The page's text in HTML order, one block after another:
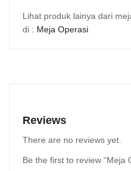
Lihat produk lainya dari
di : Meja Operasi
Reviews
There are no reviews yet.
Be the first to review “Meja